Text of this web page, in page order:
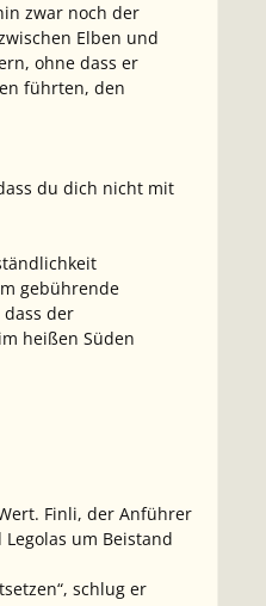
zwar noch der
Elben und
ohne dass er
führten, den
du dich nicht mit
gebührende
der
heißen Süden
Finli, der Anführer
um Beistand
schlug er